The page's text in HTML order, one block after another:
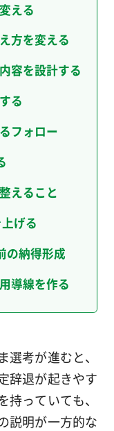
える
方を変える
容を設計する
る
フォロー
えること
げる
の納得形成
導線を作る
考が進むと、
辞退が起きやす
っていても、
説明が一方的な